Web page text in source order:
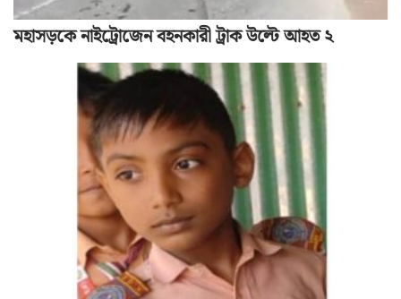
মহাসড়কে নাইট্রোজেন বহনকারী ট্রাক উল্টে আহত ২